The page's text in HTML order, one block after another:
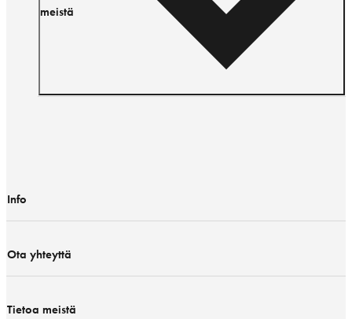
meistä
Info
Ota yhteyttä
Tietoa meistä